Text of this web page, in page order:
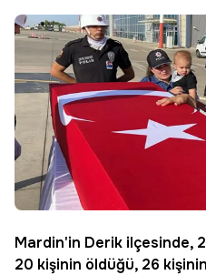
Mardin'in Derik ilçesinde,
20 kişinin öldüğü, 26